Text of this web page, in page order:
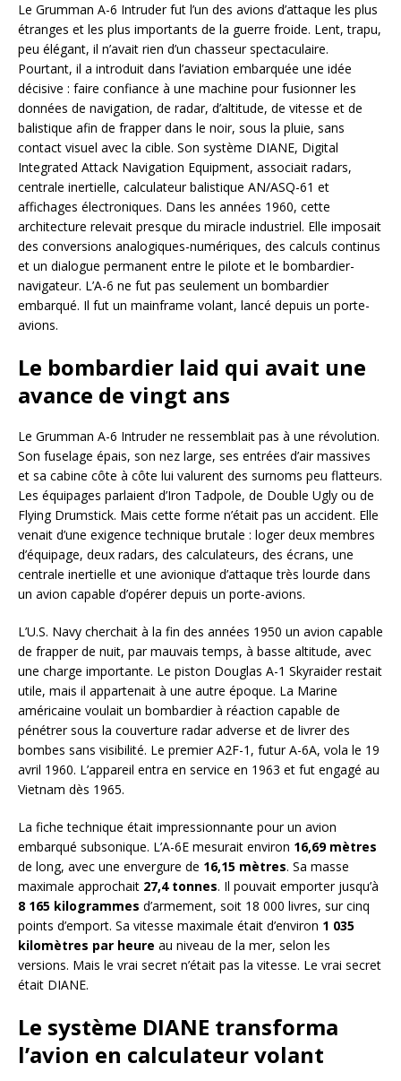
Le Grumman A-6 Intruder fut l’un des avions d’attaque les plus
étranges et les plus importants de la guerre froide. Lent, trapu,
peu élégant, il n’avait rien d’un chasseur spectaculaire.
Pourtant, il a introduit dans l’aviation embarquée une idée
décisive : faire confiance à une machine pour fusionner les
données de navigation, de radar, d’altitude, de vitesse et de
balistique afin de frapper dans le noir, sous la pluie, sans
contact visuel avec la cible. Son système DIANE, Digital
Integrated Attack Navigation Equipment, associait radars,
centrale inertielle, calculateur balistique AN/ASQ-61 et
affichages électroniques. Dans les années 1960, cette
architecture relevait presque du miracle industriel. Elle imposait
des conversions analogiques-numériques, des calculs continus
et un dialogue permanent entre le pilote et le bombardier-
navigateur. L’A-6 ne fut pas seulement un bombardier
embarqué. Il fut un mainframe volant, lancé depuis un porte-
avions.
Le bombardier laid qui avait une
avance de vingt ans
Le Grumman A-6 Intruder ne ressemblait pas à une révolution.
Son fuselage épais, son nez large, ses entrées d’air massives
et sa cabine côte à côte lui valurent des surnoms peu flatteurs.
Les équipages parlaient d’Iron Tadpole, de Double Ugly ou de
Flying Drumstick. Mais cette forme n’était pas un accident. Elle
venait d’une exigence technique brutale : loger deux membres
d’équipage, deux radars, des calculateurs, des écrans, une
centrale inertielle et une avionique d’attaque très lourde dans
un avion capable d’opérer depuis un porte-avions.
L’U.S. Navy cherchait à la fin des années 1950 un avion capable
de frapper de nuit, par mauvais temps, à basse altitude, avec
une charge importante. Le piston Douglas A-1 Skyraider restait
utile, mais il appartenait à une autre époque. La Marine
américaine voulait un bombardier à réaction capable de
pénétrer sous la couverture radar adverse et de livrer des
bombes sans visibilité. Le premier A2F-1, futur A-6A, vola le 19
avril 1960. L’appareil entra en service en 1963 et fut engagé au
Vietnam dès 1965.
La fiche technique était impressionnante pour un avion
embarqué subsonique. L’A-6E mesurait environ 16,69 mètres
de long, avec une envergure de 16,15 mètres. Sa masse
maximale approchait 27,4 tonnes. Il pouvait emporter jusqu’à
8 165 kilogrammes d’armement, soit 18 000 livres, sur cinq
points d’emport. Sa vitesse maximale était d’environ 1 035
kilomètres par heure au niveau de la mer, selon les
versions. Mais le vrai secret n’était pas la vitesse. Le vrai secret
était DIANE.
Le système DIANE transforma
l’avion en calculateur volant